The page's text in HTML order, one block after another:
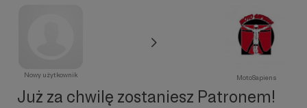
Nowy użytkownik MotoSapiens
Już za chwilę zostaniesz Patronem!